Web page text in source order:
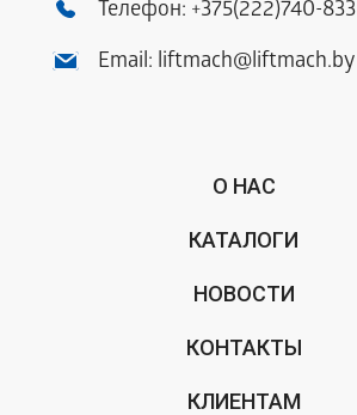
Телефон: +375(222)740-833
Email: liftmach@liftmach.by
О НАС
КАТАЛОГИ
НОВОСТИ
КОНТАКТЫ
КЛИЕНТАМ